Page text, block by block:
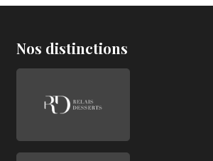
Nos distinctions